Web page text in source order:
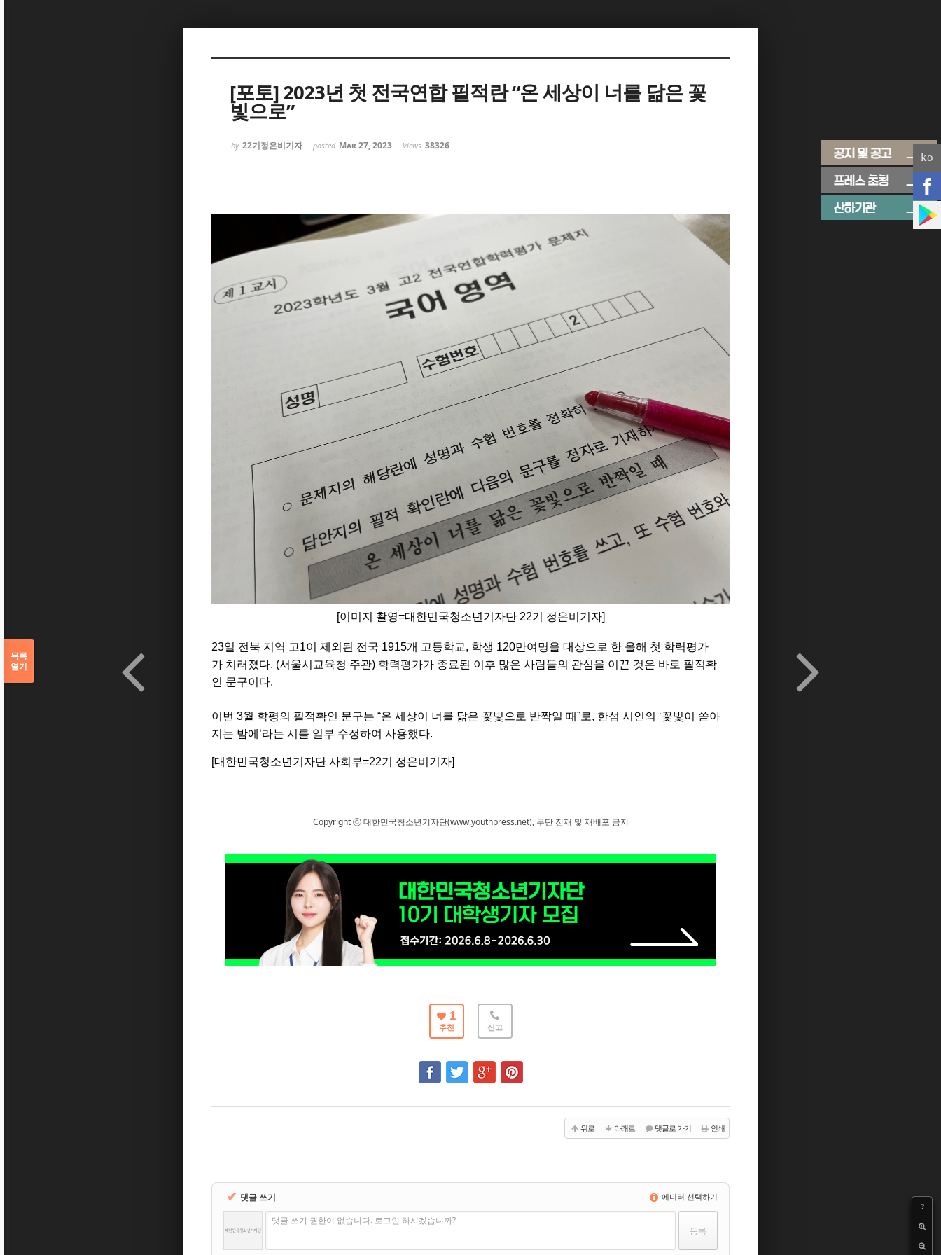
[포토] 2023년 첫 전국연합 필적란 “온 세상이 너를 닮은 꽃
빛으로”
by 22기정은비기자 posted Mar 27, 2023 Views 38326
?
[이미지 촬영=대한민국청소년기자단22기 정은비기자]
23일 전북 지역 고1이 제외된 전국 1915개 고등학교, 학생 120만여 명을 대상으로 한 올해 첫 학력평가
가 치러졌다. (서울시 교육청 주관) 학력평가가 종료된 이후 많은 사람들의 관심을 이끈 것은 바로 필적확
인 문구이다.
이번 3월 학평의 필적확인 문구는 “온 세상이 너를 닮은 꽃빛으로 반짝일 때”로, 한섬 시인의 ‘꽃빛이
쏟아
지는 밤에 ‘라는 시를 일부 수정하여 사용했다.
[대한민국청소년기자단 사회부=22기 정은비기자]
Copyright ⓒ 대한민국청소년기자단(www.youthpress.net), 무단 전재 및 재배포 금지
1
추천 신고
위로 아래로 댓글로 가기 인쇄
✔ 댓글 쓰기 에디터 선택하기
댓글 쓰기 권한이 없습니다. 로그인 하시겠습니까?
목록
열기
ko
Sketchbook5, 스케치북5
Sketchbook5, 스케치북5